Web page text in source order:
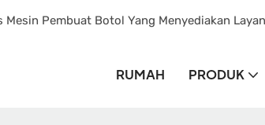
Mesin Pembuat Botol Yang Menyediakan
RUMAH PRODUK